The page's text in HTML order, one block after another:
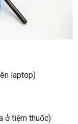
laptop)
ở tiệm thuốc)